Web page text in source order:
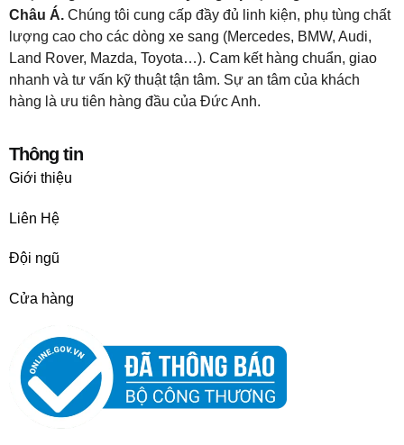
Châu Á. Chúng tôi cung cấp đầy đủ linh kiện, phụ tùng chất
lượng cao cho các dòng xe sang (Mercedes, BMW, Audi,
Land Rover, Mazda, Toyota…). Cam kết hàng chuẩn, giao
nhanh và tư vấn kỹ thuật tận tâm. Sự an tâm của khách
hàng là ưu tiên hàng đầu của Đức Anh.
Thông tin
Giới thiệu
Liên Hệ
Đội ngũ
Cửa hàng